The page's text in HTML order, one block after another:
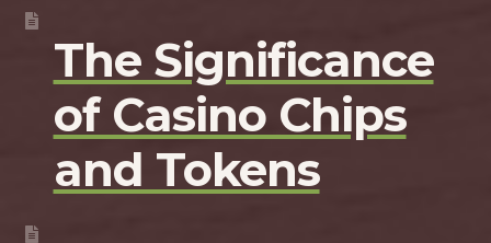
The Significance
of Casino Chips
and Tokens